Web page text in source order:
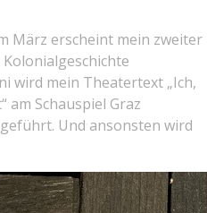
März erscheint mein zweiter
wird mein Theatertext „Ich,
Schauspiel Graz
Und ansonsten wird